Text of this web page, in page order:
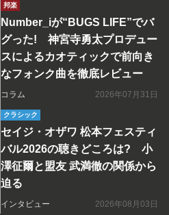
邦楽
Number_iが“BUGS LIFE”でバ
グった! 神宮寺勇太プロデュー
スによるカオティックで前向き
なフォンク曲を徹底レビュー
コラム 2026年07月31日
クラシック
セイジ・オザワ 松本フェスティ
バル2026の聴きどころは? 小
澤征爾と盟友 武満徹の関係から
迫る
インタビュー 2026年08月03日